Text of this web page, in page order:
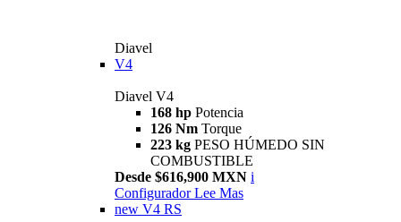
Diavel
V4
Diavel V4
168 hp Potencia
126 Nm Torque
223 kg PESO HÚMEDO SIN
COMBUSTIBLE
Desde $616,900 MXN i
Configurador Lee Mas
new V4 RS